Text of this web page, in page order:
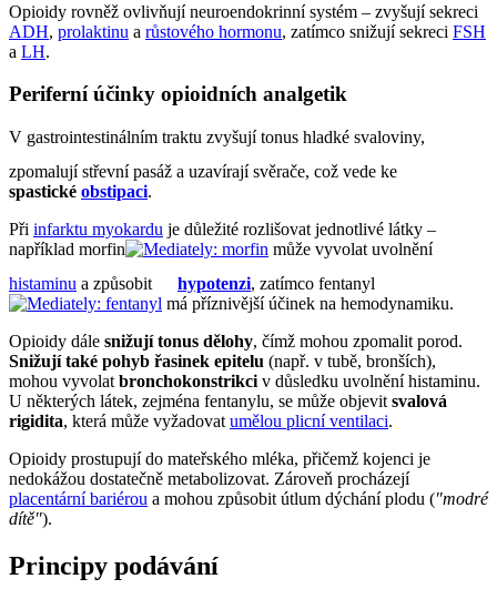
Opioidy rovněž ovlivňují neuroendokrinní systém – zvyšují sekreci
ADH, prolaktinu a růstového hormonu, zatímco snižují sekreci FSH
a LH.
Periferní účinky opioidních analgetik
V gastrointestinálním traktu zvyšují tonus hladké svaloviny,
zpomalují střevní pasáž a uzavírají svěrače, což vede ke
spastické obstipaci.
Při infarktu myokardu je důležité rozlišovat jednotlivé látky –
například morfin
může vyvolat uvolnění
histaminu a způsobit hypotenzi, zatímco fentanyl
má příznivější účinek na hemodynamiku.
Opioidy dále snižují tonus dělohy, čímž mohou zpomalit porod.
Snižují také pohyb řasinek epitelu (např. v tubě, bronších),
mohou vyvolat bronchokonstrikci v důsledku uvolnění histaminu.
U některých látek, zejména fentanylu, se může objevit svalová
rigidita, která může vyžadovat umělou plicní ventilaci.
Opioidy prostupují do mateřského mléka, přičemž kojenci je
nedokážou dostatečně metabolizovat. Zároveň procházejí
placentární bariérou a mohou způsobit útlum dýchání plodu ("modré
dítě").
Principy podávání